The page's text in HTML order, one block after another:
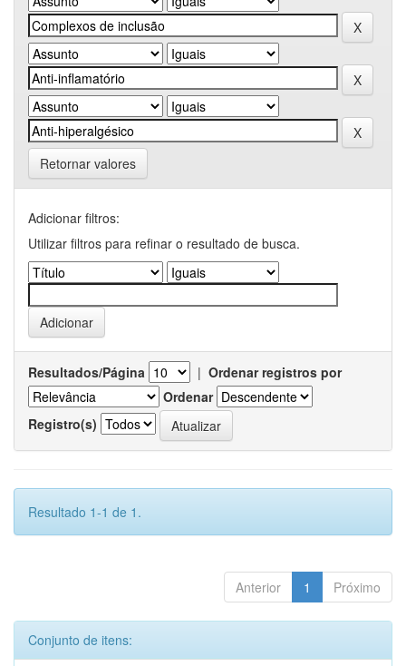
Retornar valores
Adicionar filtros:
Utilizar filtros para refinar o resultado de busca.
Resultados/Página | Ordenar registros por
Ordenar
Registro(s)
Resultado 1-1 de 1.
Anterior 1 Próximo
Conjunto de itens: